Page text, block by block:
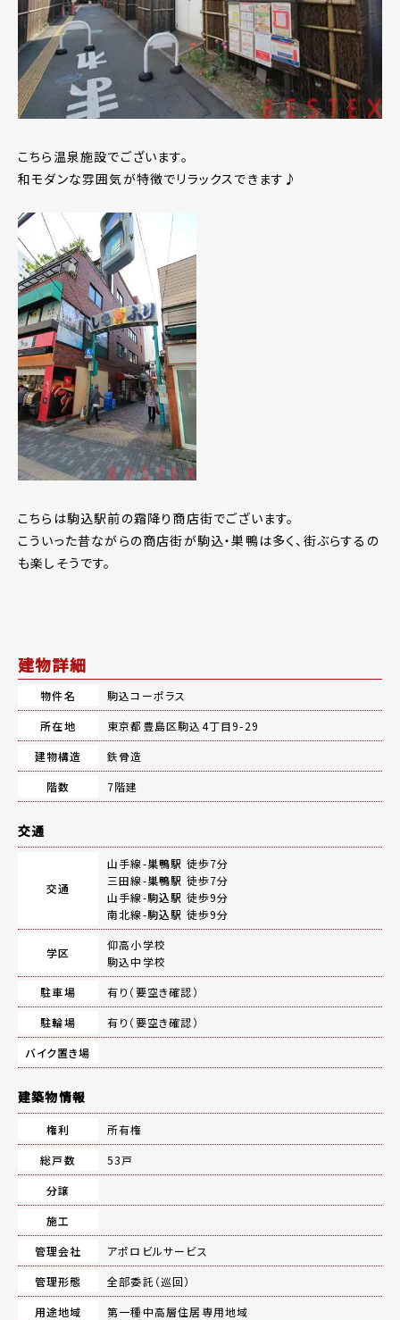
こちら温泉施設でございます。
和モダンな雰囲気が特徴でリラックスできます♪
こちらは駒込駅前の霜降り商店街でございます。
こういった昔ながらの商店街が駒込・巣鴨は多く、街ぶらするの
も楽しそうです。
建物詳細
物件名
駒込コーポラス
所在地
東京都豊島区駒込4丁目9-29
建物構造
鉄骨造
階数
7階建
交通
交通
山手線-巣鴨駅 徒歩7分
三田線-巣鴨駅 徒歩7分
山手線-駒込駅 徒歩9分
南北線-駒込駅 徒歩9分
学区
仰高小学校
駒込中学校
駐車場
有り（要空き確認）
駐輪場
有り（要空き確認）
バイク置き場
建築物情報
権利
所有権
総戸数
53戸
分譲
施工
管理会社
アポロビルサービス
管理形態
全部委託（巡回）
用途地域
第一種中高層住居専用地域